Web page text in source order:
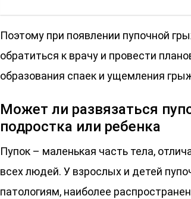
Поэтому при появлении пупочной
обратиться к врачу и провести
образования спаек и ущемления
Может ли развязаться
подростка или ребенка
Пупок – маленькая часть тела,
всех людей. У взрослых и детей
патологиям, наиболее